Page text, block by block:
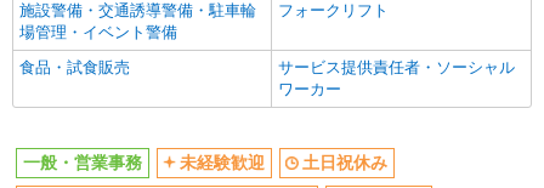
施設警備・交通誘導警備・駐車輪
場管理・イベント警備
フォークリフト
食品・試食販売
サービス提供責任者・ソーシャル
ワーカー
一般・営業事務 未経験歓迎
土日祝休み